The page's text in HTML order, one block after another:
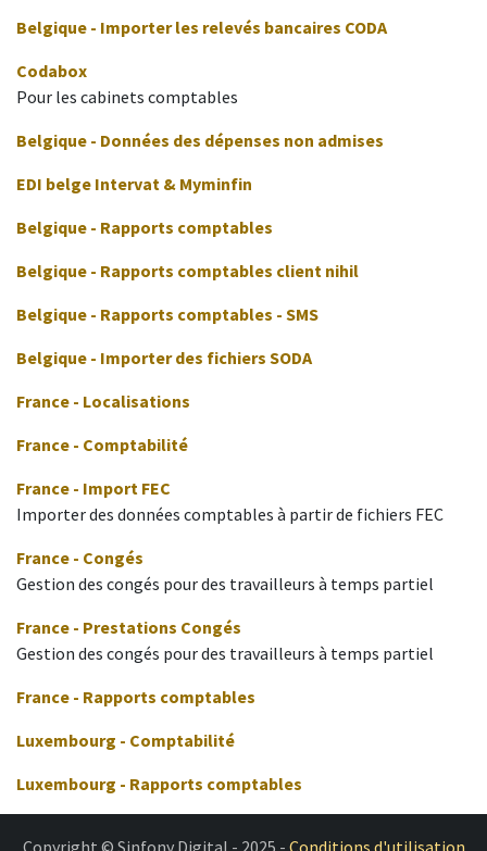
Belgique - Importer les relevés bancaires CODA
Codabox
Pour les cabinets comptables
Belgique - Données des dépenses non admises
EDI belge Intervat & Myminfin
Belgique - Rapports comptables
Belgique - Rapports comptables client nihil
Belgique - Rapports comptables - SMS
Belgique - Importer des fichiers SODA
France - Localisations
France - Comptabilité
France - Import FEC
Importer des données comptables à partir de fichiers FEC
France - Congés
Gestion des congés pour des travailleurs à temps partiel
France - Prestations Congés
Gestion des congés pour des travailleurs à temps partiel
France - Rapports comptables
Luxembourg - Comptabilité
Luxembourg - Rapports comptables